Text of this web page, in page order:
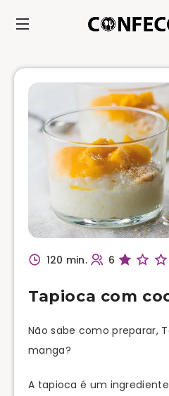
120 min. 6
Tapioca com
Não sabe como preparar,
manga?
A tapioca é um